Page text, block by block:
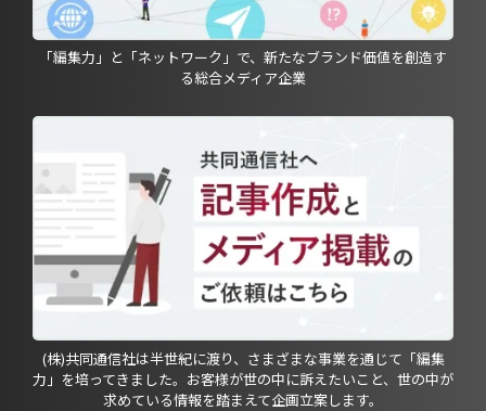
「編集力」と「ネットワーク」で、新たなブランド価値を創造す
る総合メディア企業
(株)共同通信社は半世紀に渡り、さまざまな事業を通じて「編集
力」を培ってきました。お客様が世の中に訴えたいこと、世の中が
求めている情報を踏まえて企画立案します。